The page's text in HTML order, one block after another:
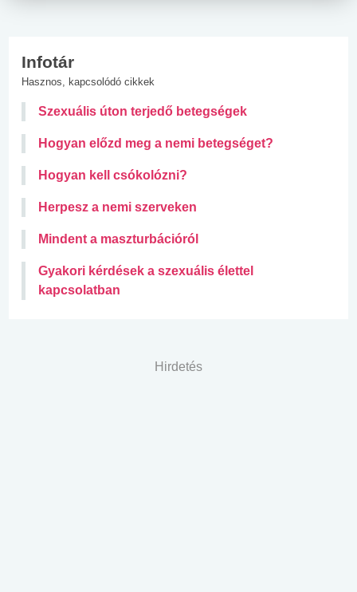
Infotár
Hasznos, kapcsolódó cikkek
Szexuális úton terjedő betegségek
Hogyan előzd meg a nemi betegséget?
Hogyan kell csókolózni?
Herpesz a nemi szerveken
Mindent a maszturbációról
Gyakori kérdések a szexuális élettel
kapcsolatban
Hirdetés